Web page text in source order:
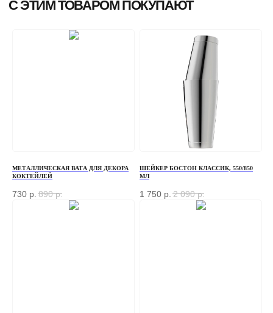
МЕТАЛЛИЧЕСКАЯ ВАТА ДЛЯ ДЕКОРА
КОКТЕЙЛЕЙ
730 р. 890 р.
ШЕЙКЕР БОСТОН КЛАССИК, 550/850
МЛ
1 750 р. 2 090 р.